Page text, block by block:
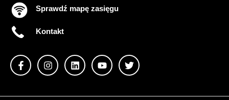
Sprawdź mapę zasięgu
Kontakt